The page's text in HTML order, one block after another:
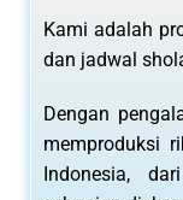
Kami adalah
dan jadwal
Dengan
memproduksi
Indonesia,